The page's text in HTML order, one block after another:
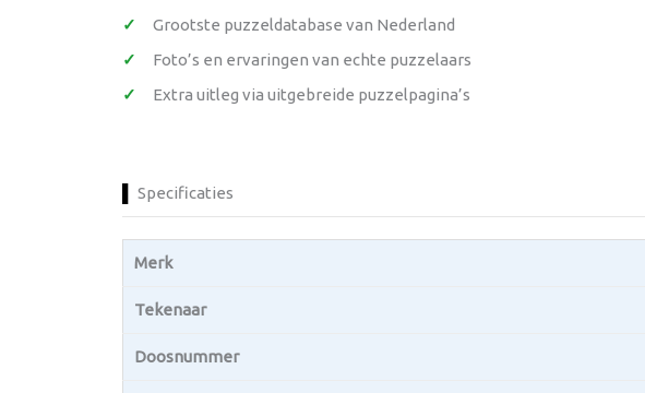
Grootste puzzeldatabase van Nederland
Foto’s en ervaringen van echte puzzelaars
Extra uitleg via uitgebreide puzzelpagina’s
Specificaties
Merk
Tekenaar
Doosnummer